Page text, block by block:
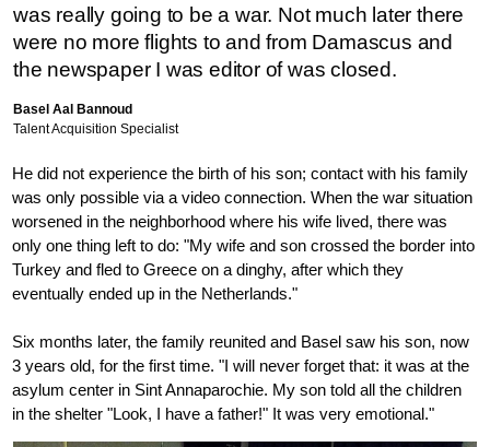
was really going to be a war. Not much later there
were no more flights to and from Damascus and
the newspaper I was editor of was closed.
Basel Aal Bannoud
Talent Acquisition Specialist
He did not experience the birth of his son; contact with his family
was only possible via a video connection. When the war situation
worsened in the neighborhood where his wife lived, there was
only one thing left to do: "My wife and son crossed the border into
Turkey and fled to Greece on a dinghy, after which they
eventually ended up in the Netherlands."
Six months later, the family reunited and Basel saw his son, now
3 years old, for the first time. "I will never forget that: it was at the
asylum center in Sint Annaparochie. My son told all the children
in the shelter "Look, I have a father!" It was very emotional."